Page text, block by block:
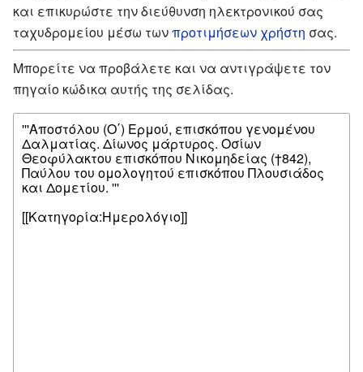
και επικυρώστε την διεύθυνση ηλεκτρονικού σας
ταχυδρομείου μέσω τωνπροτιμήσεων χρήστη σας.
Μπορείτε να προβάλετε και να αντιγράψετε τον
πηγαίο κώδικα αυτής της σελίδας.